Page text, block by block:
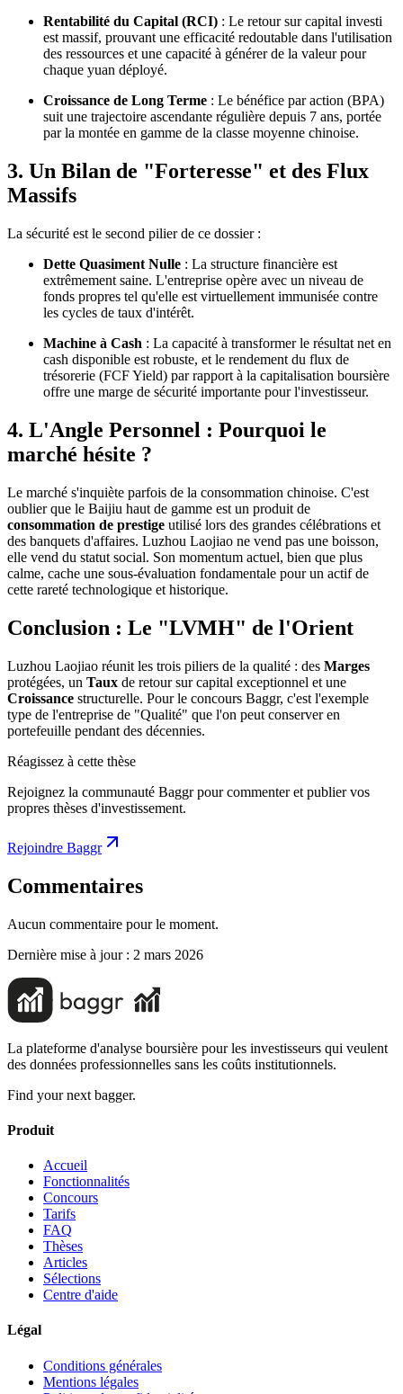
Rentabilité du Capital (RCI) : Le retour sur capital investi
est massif, prouvant une efficacité redoutable dans l'utilisation
des ressources et une capacité à générer de la valeur pour
chaque yuan déployé.
Croissance de Long Terme : Le bénéfice par action (BPA)
suit une trajectoire ascendante régulière depuis 7 ans, portée
par la montée en gamme de la classe moyenne chinoise.
3. Un Bilan de "Forteresse" et des Flux
Massifs
La sécurité est le second pilier de ce dossier :
Dette Quasiment Nulle : La structure financière est
extrêmement saine. L'entreprise opère avec un niveau de
fonds propres tel qu'elle est virtuellement immunisée contre
les cycles de taux d'intérêt.
Machine à Cash : La capacité à transformer le résultat net en
cash disponible est robuste, et le rendement du flux de
trésorerie (FCF Yield) par rapport à la capitalisation boursière
offre une marge de sécurité importante pour l'investisseur.
4. L'Angle Personnel : Pourquoi le
marché hésite ?
Le marché s'inquiète parfois de la consommation chinoise. C'est
oublier que le Baijiu haut de gamme est un produit de
consommation de prestige utilisé lors des grandes célébrations et
des banquets d'affaires. Luzhou Laojiao ne vend pas une boisson,
elle vend du statut social. Son momentum actuel, bien que plus
calme, cache une sous-évaluation fondamentale pour un actif de
cette rareté technologique et historique.
Conclusion : Le "LVMH" de l'Orient
Luzhou Laojiao réunit les trois piliers de la qualité : des Marges
protégées, un Taux de retour sur capital exceptionnel et une
Croissance structurelle. Pour le concours Baggr, c'est l'exemple
type de l'entreprise de "Qualité" que l'on peut conserver en
portefeuille pendant des décennies.
Réagissez à cette thèse
Rejoignez la communauté Baggr pour commenter et publier vos
propres thèses d'investissement.
Rejoindre Baggr
Commentaires
Aucun commentaire pour le moment.
Dernière mise à jour : 2 mars 2026
La plateforme d'analyse boursière pour les investisseurs qui veulent
des données professionnelles sans les coûts institutionnels.
Find your next bagger.
Produit
Accueil
Fonctionnalités
Concours
Tarifs
FAQ
Thèses
Articles
Sélections
Centre d'aide
Légal
Conditions générales
Mentions légales